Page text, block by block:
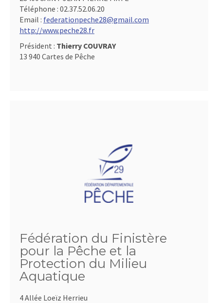
Téléphone : 02.37.52.06.20
Email : federationpeche28@gmail.com
http://www.peche28.fr
Président : Thierry COUVRAY
13 940 Cartes de Pêche
Fédération du Finistère
pour la Pêche et la
Protection du Milieu
Aquatique
4 Allée Loeïz Herrieu